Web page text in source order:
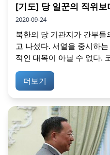
[기도] 당 일꾼의 직위
2020-09-24
북한의 당 기관지가 간부
고 나섰다. 서열을 중시하
적인 대목이 아닐 수 없다.
더보기